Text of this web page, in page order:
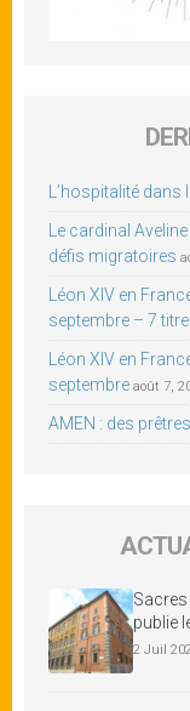
L’hospitalité dans
Le cardinal
défis migratoires
Léon XIV en
septembre – 7
Léon XIV en
septembre août 7,
AMEN : des
Sacres
publie
2 Juil